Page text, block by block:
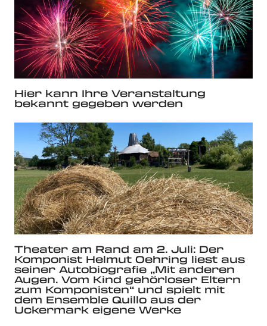
Hier kann Ihre Veranstaltung
bekannt gegeben werden
Theater am Rand am 2. Juli: Der
Komponist Helmut Oehring liest aus
seiner Autobiografie „Mit anderen
Augen. Vom Kind gehörloser Eltern
zum Komponisten“ und spielt mit
dem Ensemble Quillo aus der
Uckermark eigene Werke